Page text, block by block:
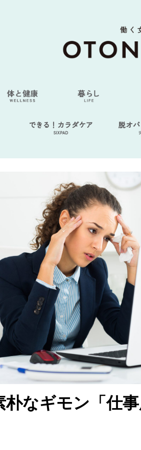
できる！カラダケア
SIXPAD
脱オ
なギモン「仕